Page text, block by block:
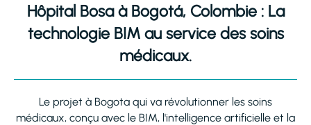
Hôpital Bosa à Bogotá, Colombie : La
technologie BIM au service des soins
médicaux.
Le projet à Bogota qui va révolutionner les soins
médicaux, conçu avec le BIM, l'intelligence artificielle et la